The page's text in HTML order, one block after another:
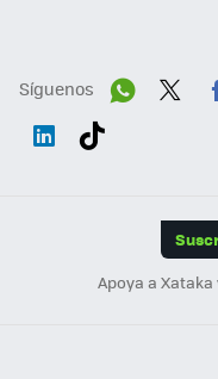
Síguenos
Apoya a